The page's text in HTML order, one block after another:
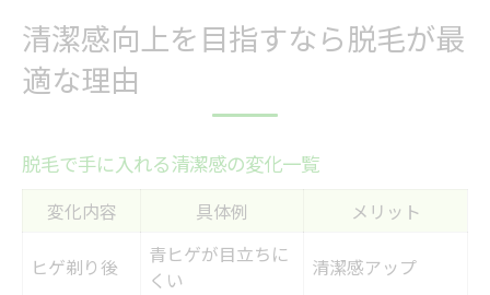
清潔感向上を目指すなら脱毛が最
適な理由
脱毛で手に入れる清潔感の変化一覧
変化内容 具体例 メリット
ヒゲ剃り後
青ヒゲが目立ちに
くい
清潔感アップ